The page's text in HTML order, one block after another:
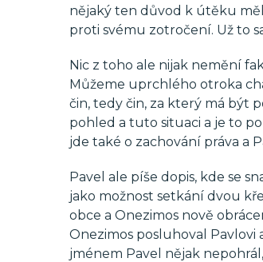
nějaký ten důvod k útěku
proti svému zotročení. Už to
Nic z toho ale nijak nemění
Můžeme uprchlého otroka
čin, tedy čin, za který má být
pohled a tuto situaci a je to
jde také o zachování práva a
Pavel ale píše dopis, kde se
jako možnost setkání dvou
obce a Onezimos nově
Onezimos posluhoval Pavlovi
jménem Pavel nějak